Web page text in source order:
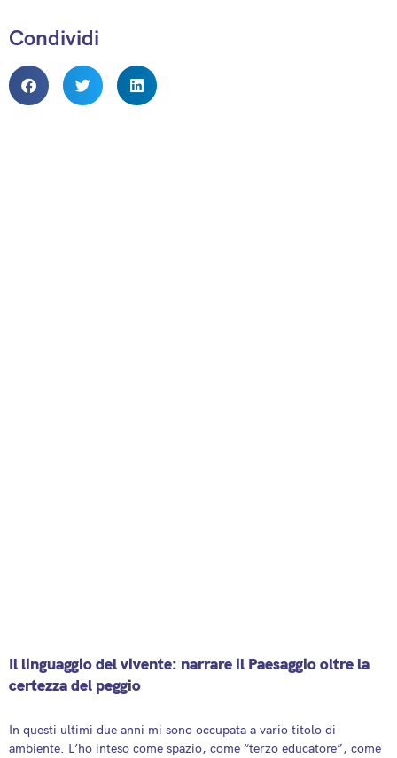
Condividi
Il linguaggio del vivente: narrare il Paesaggio oltre la
certezza del peggio
In questi ultimi due anni mi sono occupata a vario titolo di
ambiente. L’ho inteso come spazio, come “terzo educatore”, come